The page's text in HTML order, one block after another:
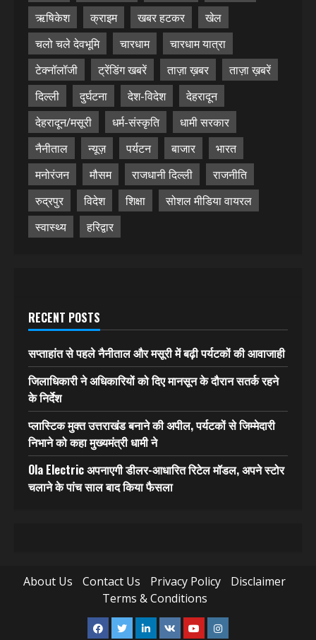
ऋषिकेश
क्राइम खबर हटकर
खेल
चलो चले देवभूमि
चारधाम
चारधाम यात्रा
टेक्नॉलॉजी
ट्रेंडिंग खबरें ताज़ा ख़बर
ताज़ा ख़बरें
दिल्ली
दुर्घटना देश-विदेश
देहरादून
देहरादून/मसूरी
धर्म-संस्कृति
धामी सरकार
नैनीताल
न्यूज़ पर्यटन बाजार
भारत
मनोरंजन
मौसम राजधानी दिल्ली
राजनीति
रुद्रपुर
विदेश शिक्षा
सोशल मीडिया वायरल
स्वास्थ्य
हरिद्वार
RECENT POSTS
सप्ताहांत से पहले नैनीताल और मसूरी में बढ़ी पर्यटकों की आवाजाही
जिलाधिकारी ने अधिकारियों को दिए मानसून के दौरान सतर्क रहने
के निर्देश
प्लास्टिक मुक्त उत्तराखंड बनाने की अपील, पर्यटकों से जिम्मेदारी
निभाने को कहा मुख्यमंत्री धामी ने
Ola Electric अपनाएगी डीलर-आधारित रिटेल मॉडल, अपने स्टोर
चलाने के पांच साल बाद किया फैसला
About Us Contact Us Privacy Policy
Disclaimer
Terms & Conditions
Facebook
TwitterLinkedin
VK YoutubeInstagram